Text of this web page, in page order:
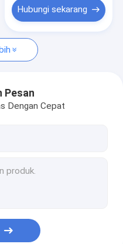
Hubungi sekarang
Pesan
Dengan Cepat